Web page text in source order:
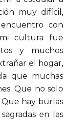
muy difícil,
con
cultura fue
y muchos
el hogar,
que muchas
Que no solo
Que hay burlas
en las